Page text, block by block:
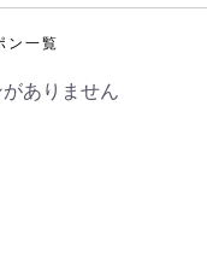
ン一覧
ありません